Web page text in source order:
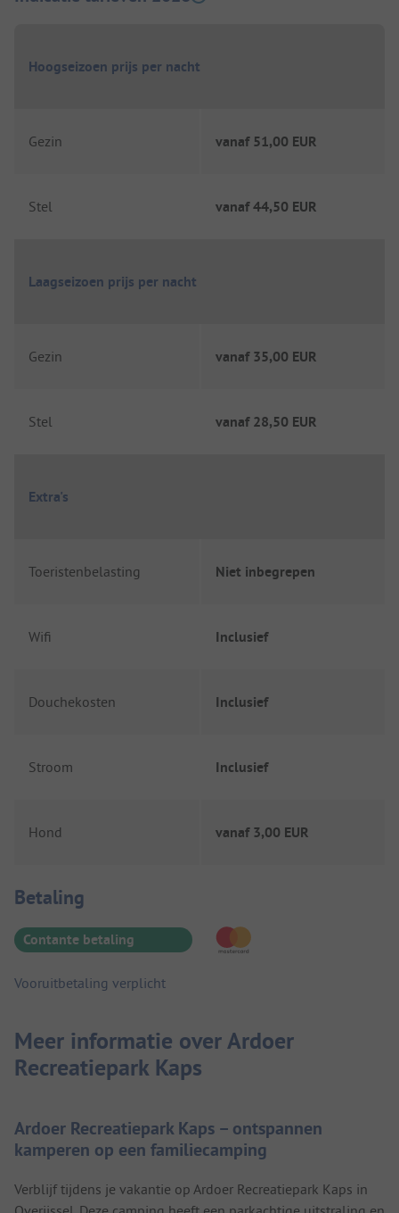
Hoogseizoen prijs per nacht
Gezin vanaf 51,00 EUR
Stel vanaf44,50 EUR
Laagseizoen prijs per nacht
Gezin vanaf 35,00 EUR
Stel vanaf 28,50 EUR
Extra's
Toeristenbelasting Niet inbegrepen
Wifi Inclusief
Douchekosten Inclusief
Stroom Inclusief
Hond vanaf 3,00 EUR
Betaalinformatie
Betaling
Contante betaling
Vooruitbetaling verplicht
Meer informatie over Ardoer
Recreatiepark Kaps
Ardoer Recreatiepark Kaps – ontspannen
kamperen op een familiecamping
Verblijf tijdens je vakantie op Ardoer Recreatiepark Kaps in